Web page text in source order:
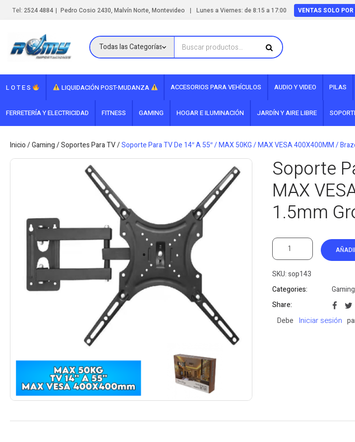
Tel: 2524 4884 | Pedro Cosio 2430, Malvín Norte, Montevideo | Lunes a Viernes: de 8:15 a 17:00 VENTAS SOLO
L O T E S LIQUIDACIÓN POST-MUDANZA ACCESORIOS PARA VEHÍCULOS AUDIO Y VIDEO PILAS
FERRETERÍA Y ELECTRICIDAD FITNESS GAMING HOGAR E ILUMINACIÓN JARDÍN Y AIRE LIBRE
Inicio/Gaming/Soportes Para TV/Soporte Para TV De 14″ A 55″ / MAX 50KG / MAX VESA 400X400MM /
Soporte
MAX
1.5mm
SKU:sop143
Categories:
Gaming
Share:
Debe
Iniciar sesión